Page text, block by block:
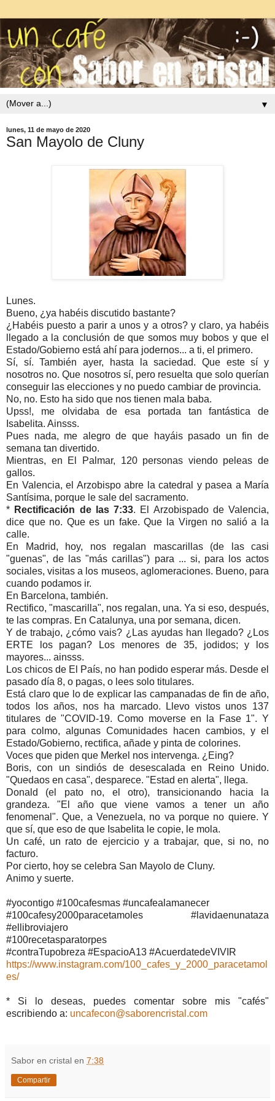
▼
lunes, 11 de mayo de 2020
San Mayolo de Cluny
Lunes.
Bueno, ¿ya habéis discutido bastante?
¿Habéis puesto a parir a unos y a otros? y claro, ya habéis
llegado a la conclusión de que somos muy bobos y que el
Estado/Gobierno está ahí para jodernos... a ti, el primero.
Sí, sí. También ayer, hasta la saciedad. Que este sí y
nosotros no. Que nosotros sí, pero resuelta que solo querían
conseguir las elecciones y no puedo cambiar de provincia.
No, no. Esto ha sido que nos tienen mala baba.
Upss!, me olvidaba de esa portada tan fantástica de
Isabelita. Ainsss.
Pues nada, me alegro de que hayáis pasado un fin de
semana tan divertido.
Mientras, en El Palmar, 120 personas viendo peleas de
gallos.
En Valencia, el Arzobispo abre la catedral y pasea a María
Santísima, porque le sale del sacramento.
* Rectificación de las 7:33. El Arzobispado de Valencia,
dice que no. Que es un fake. Que la Virgen no salió a la
calle.
En Madrid, hoy, nos regalan mascarillas (de las casi
"guenas", de las "más carillas") para ... si, para los actos
sociales, visitas a los museos, aglomeraciones. Bueno, para
cuando podamos ir.
En Barcelona, también.
Rectifico, "mascarilla", nos regalan, una. Ya si eso, después,
te las compras. En Catalunya, una por semana, dicen.
Y de trabajo, ¿cómo vais? ¿Las ayudas han llegado? ¿Los
ERTE los pagan? Los menores de 35, jodidos; y los
mayores... ainsss.
Los chicos de El País, no han podido esperar más. Desde el
pasado día 8, o pagas, o lees solo titulares.
Está claro que lo de explicar las campanadas de fin de año,
todos los años, nos ha marcado. Llevo vistos unos 137
titulares de "COVID-19. Como moverse en la Fase 1". Y
para colmo, algunas Comunidades hacen cambios, y el
Estado/Gobierno, rectifica, añade y pinta de colorines.
Voces que piden que Merkel nos intervenga. ¿Eing?
Boris, con un sindiós de desescalada en Reino Unido.
"Quedaos en casa", desparece. "Estad en alerta", llega.
Donald (el pato no, el otro), transicionando hacia la
grandeza. "El año que viene vamos a tener un año
fenomenal". Que, a Venezuela, no va porque no quiere. Y
que sí, que eso de que Isabelita le copie, le mola.
Un café, un rato de ejercicio y a trabajar, que, si no, no
facturo.
Por cierto, hoy se celebra San Mayolo de Cluny.
Animo y suerte.
#yocontigo #100cafesmas #uncafealamanecer
#100cafesy2000paracetamoles #lavidaenunataza
#ellibroviajero
#100recetasparatorpes
#contraTupobreza #EspacioA13 #AcuerdatedeVIVIR
https://www.instagram.com/100_cafes_y_2000_paracetamol
es/
* Si lo deseas, puedes comentar sobre mis "cafés"
escribiendo a: uncafecon@saborencristal.com
Sabor en cristal en 7:38
Compartir